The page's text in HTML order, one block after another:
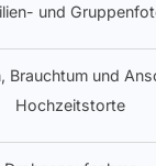
und
Brauchtum und
Hochzeitstorte